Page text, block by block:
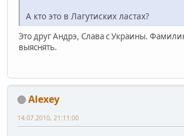
А кто это в Лагутиских ластах?
Это друг Андрэ, Слава с Украины.
выяснять.
Alexey
14.07.2010, 21:11:00